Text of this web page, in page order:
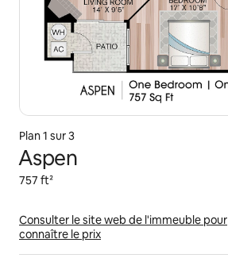
Plan 1 sur 3
Aspen
757 ft²
Consulter le site web de l'immeuble pour
connaître le prix